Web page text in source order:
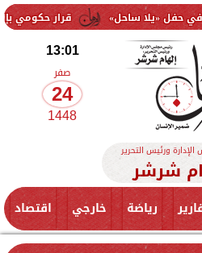
قرار حكومي بإلغاء صندوق
13:01
صفر
24
1448
ورئيس التحرير
شرشر
رياضة خارجي اقتصاد